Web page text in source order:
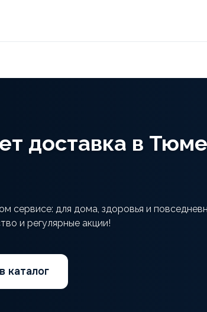
доставка в
для дома, здоровья и
и регулярные акции!
каталог